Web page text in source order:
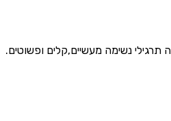
נשימה מעשיים,קלים ופשוטים.